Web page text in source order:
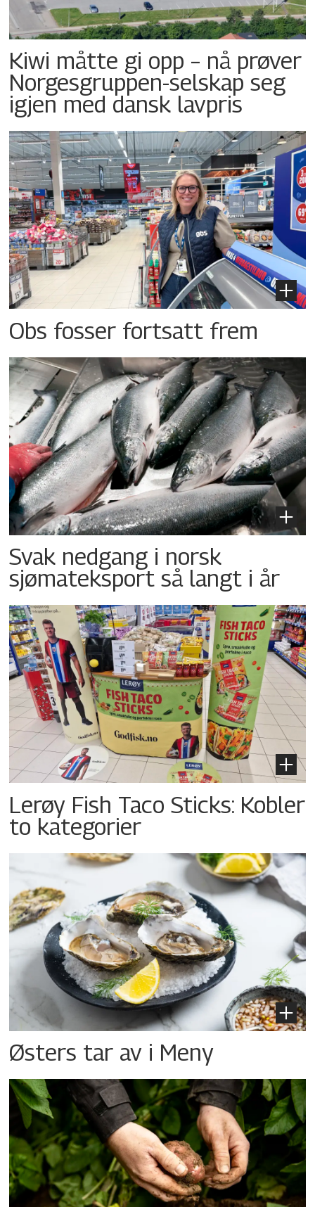
Kiwi måtte gi opp – nå prøver
Norgesgruppen-selskap seg
igjen med dansk lavpris
Obs fosser fortsatt frem
Svak nedgang i norsk
sjømateksport så langt i år
Lerøy Fish Taco Sticks: Kobler
to kategorier
Østers tar av i Meny